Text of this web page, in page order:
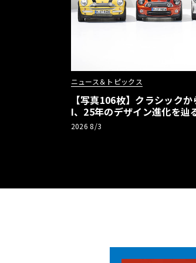
ニュース＆トピックス
【写真106枚】クラシック
I、25年のデザイン進化を辿
2026 8/3